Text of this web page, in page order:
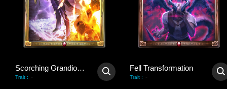
Scorching Grandiosity
Trait : -
Fell Transformation
Trait : -